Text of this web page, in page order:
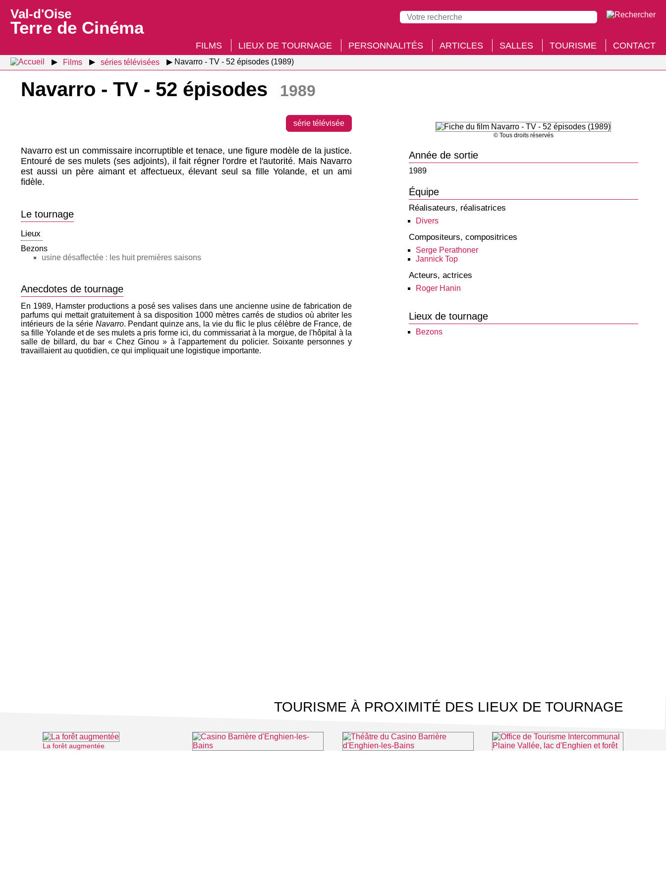
Val-d'Oise
Terre de Cinéma
FILMS LIEUX DE TOURNAGE PERSONNALITÉS ARTICLES SALLES TOURISME CONTACT
Films séries télévisées Navarro - TV - 52 épisodes (1989)
Navarro - TV - 52 épisodes 1989
série télévisée
Navarro est un commissaire incorruptible et tenace, une figure modèle de la justice.
Entouré de ses mulets (ses adjoints), il fait régner l'ordre et l'autorité. Mais Navarro
est aussi un père aimant et affectueux, élevant seul sa fille Yolande, et un ami
fidèle.
Le tournage
Lieux
Bezons
usine désaffectée : les huit premières saisons
Anecdotes de tournage
En 1989, Hamster productions a posé ses valises dans une ancienne usine de fabrication de
parfums qui mettait gratuitement à sa disposition 1000 mètres carrés de studios où abriter les
intérieurs de la série Navarro. Pendant quinze ans, la vie du flic le plus célèbre de France, de
sa fille Yolande et de ses mulets a pris forme ici, du commissariat à la morgue, de l'hôpital à la
salle de billard, du bar « Chez Ginou » à l'appartement du policier. Soixante personnes y
travaillaient au quotidien, ce qui impliquait une logistique importante.
© Tous droits réservés
Année de sortie
1989
Équipe
Réalisateurs, réalisatrices
Divers
Compositeurs, compositrices
Serge Perathoner
Jannick Top
Acteurs, actrices
Roger Hanin
Lieux de tournage
Bezons
TOURISME À PROXIMITÉ DES LIEUX DE TOURNAGE
La forêt augmentée